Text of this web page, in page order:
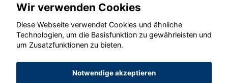
© konjunkturmotor.de GmbH 2020 - 2026
Wir verwenden Cookies
Diese Webseite verwendet Cookies und ähnliche
Technologien, um die Basisfunktion zu gewährleisten und
um Zusatzfunktionen zu bieten.
Notwendige akzeptieren